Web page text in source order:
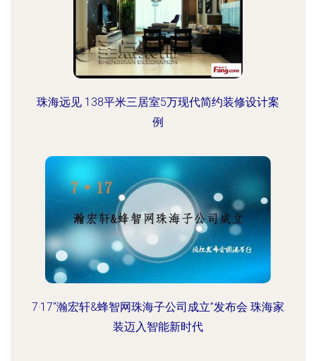
珠海远见 138平米三居室5万现代简约装修设计案
例
7·17“瀚宏轩&蜂智网珠海子公司成立”发布会 珠海家
装迈入智能新时代